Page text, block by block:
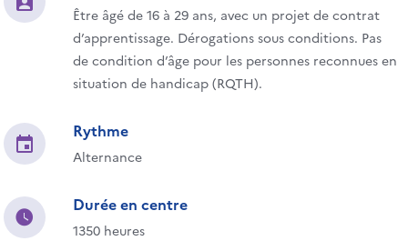
Être âgé de 16 à 29 ans, avec un projet de contrat
d’apprentissage. Dérogations sous conditions. Pas
de condition d’âge pour les personnes reconnues en
situation de handicap (RQTH).
Rythme
Alternance
Durée en centre
1350 heures